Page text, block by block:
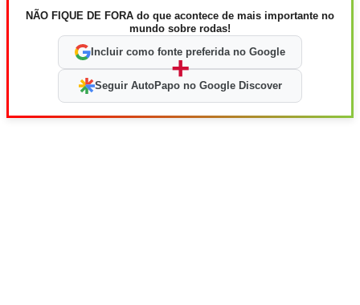
NÃO FIQUE DE FORA do que acontece de mais importante no
mundo sobre rodas!
Incluir como fonte preferida no Google
+
Seguir AutoPapo no Google Discover